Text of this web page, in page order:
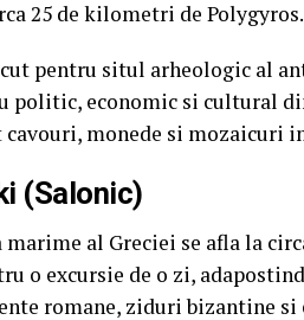
25 de kilometri de Polygyros.
pentru situl arheologic al
politic, economic si cultural
monede si mozaicuri
(Salonic)
marime al Greciei se afla la
o excursie de o zi,
romane, ziduri bizantine